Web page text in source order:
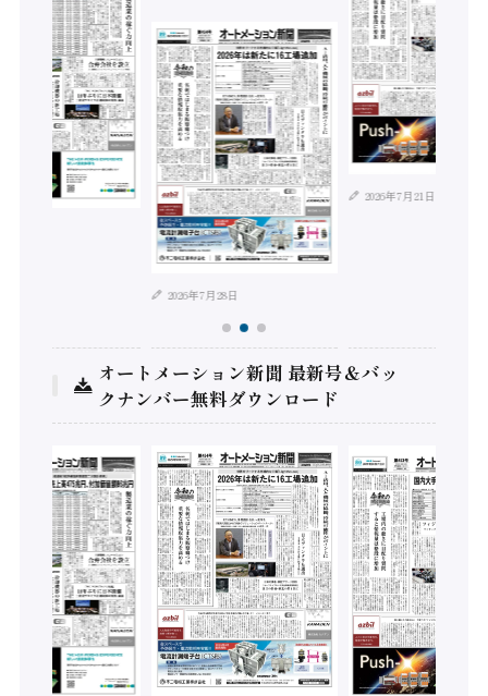
2026年7月28日
2026年7月21日
オートメーション新聞 最新号＆バッ
クナンバー無料ダウンロード